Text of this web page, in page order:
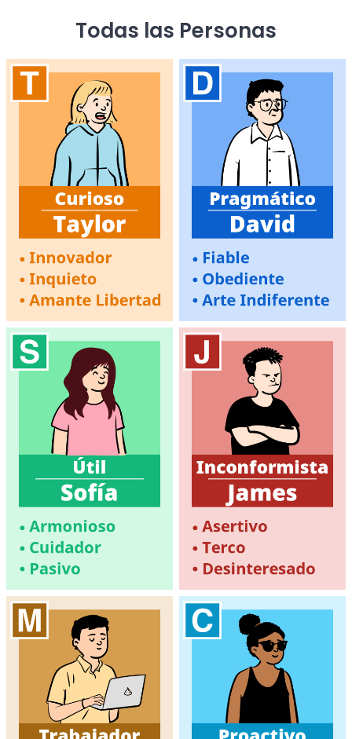
Todas las Personas